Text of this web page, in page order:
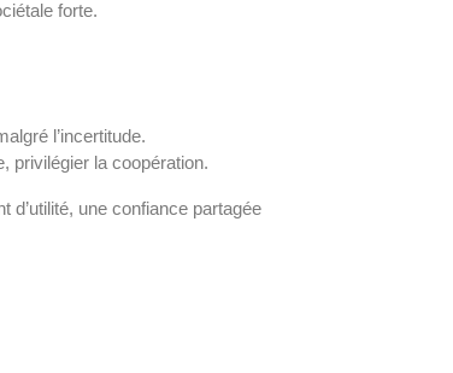
forte.
l’incertitude.
privilégier la coopération.
une confiance partagée